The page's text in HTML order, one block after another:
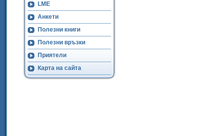
LME
Анкети
Полезни книги
Полезни връзки
Приятели
Карта на сайта